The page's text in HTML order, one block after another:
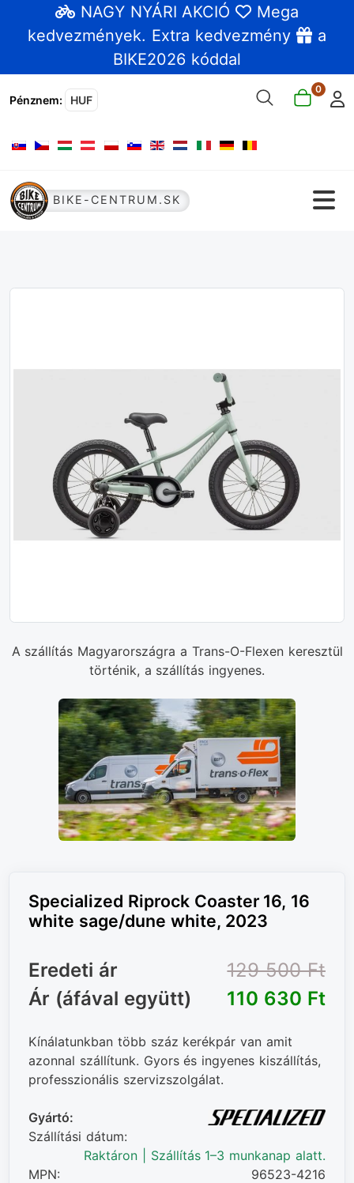
NAGY NYÁRI AKCIÓ
Mega
kedvezmények. Extra kedvezmény
a
BIKE2026 kóddal
Pénznem: HUF
0
Válasszon nyelvet
BIKE-CENTRUM.SK
A szállítás Magyarországra a Trans-O-Flexen keresztül
történik, a szállítás ingyenes.
Specialized Riprock Coaster 16, 16
white sage/dune white, 2023
Eredeti ár
129 500 Ft‎
Ár (áfával együtt)
110 630 Ft‎
Kínálatunkban több száz kerékpár van amit
azonnal szállítunk. Gyors és ingyenes kiszállítás,
professzionális szervizszolgálat.
Gyártó:
Szállítási dátum:
Raktáron | Szállítás 1–3 munkanap alatt.
MPN:
96523-4216